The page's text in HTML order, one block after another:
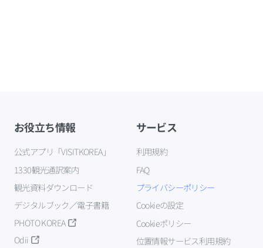
お役立ち情報
公式アプリ「VISITKOREA」
1330観光通訳案内
観光資料ダウンロード
デジタルブック／電子書籍
PHOTO KOREA
Odii
サービス
利用規約
FAQ
プライバシーポリシー
Cookieの設定
Cookieポリシー
位置情報サービス利用規約